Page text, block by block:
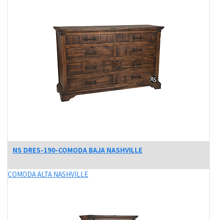
NS DRES-190-COMODA BAJA NASHVILLE
COMODA ALTA NASHVILLE